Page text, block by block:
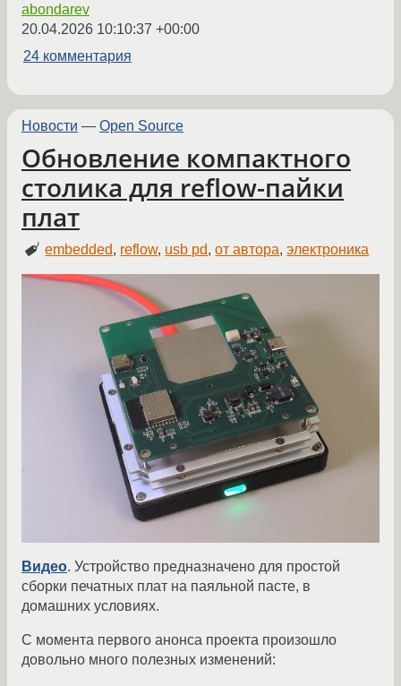
abondarev
20.04.2026 10:10:37 +00:00
24 комментария
Новости — Open Source
Обновление компактного
столика для reflow-пайки
плат
embedded, reflow, usb pd,от автора,электроника
Видео. Устройство предназначено для простой
сборки печатных плат на паяльной пасте, в
домашних условиях.
С момента первого анонса проекта произошло
довольно много полезных изменений: